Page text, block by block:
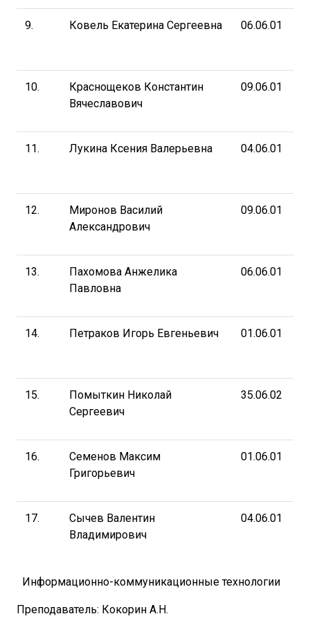
9. Ковель Екатерина Сергеевна 06.06.01
10.
Краснощеков Константин
Вячеславович
09.06.01
11. Лукина Ксения Валерьевна 04.06.01
12.
Миронов Василий
Александрович
09.06.01
13.
Пахомова Анжелика
Павловна
06.06.01
14. Петраков Игорь Евгеньевич 01.06.01
15.
Помыткин Николай
Сергеевич
35.06.02
16.
Семенов Максим
Григорьевич
01.06.01
17.
Сычев Валентин
Владимирович
04.06.01
Информационно-коммуникационные технологии
Преподаватель: Кокорин А.Н.